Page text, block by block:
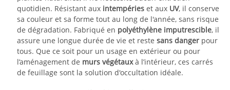
quotidien. Résistant aux intempéries et aux UV, il conserve
sa couleur et sa forme tout au long de l'année, sans risque
de dégradation. Fabriqué en polyéthylène imputrescible, il
assure une longue durée de vie et reste sans danger pour
tous. Que ce soit pour un usage en extérieur ou pour
l’aménagement de murs végétauxà l’intérieur, ces carrés
de feuillage sont la solution d'occultation idéale.